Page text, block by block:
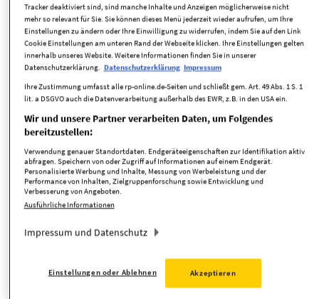
täglich
Suche speichern
Ich akzeptiere dieDatenschutzrichtlinie,Nutzungsbedingungenund
Sortierung
TOP
Tracker deaktiviert sind, sind manche Inhalte und Anzeigen möglicherweise nicht
mehr so relevant für Sie. Sie können dieses Menü jederzeit wieder aufrufen, um Ihre
Einstellungen zu ändern oder Ihre Einwilligung zu widerrufen, indem Sie auf den Link
Cookie Einstellungen am unteren Rand der Webseite klicken. Ihre Einstellungen gelten
innerhalb unseres Website. Weitere Informationen finden Sie in unserer
Datenschutzerklärung. Datenschutzerklärung Impressum
Ihre Zustimmung umfasst alle rp-online.de-Seiten und schließt gem. Art. 49 Abs. 1 S. 1
lit. a DSGVO auch die Datenverarbeitung außerhalb des EWR, z.B. in den USA ein.
Wir und unsere Partner verarbeiten Daten, um Folgendes
bereitzustellen:
Verwendung genauer Standortdaten. Endgeräteeigenschaften zur Identifikation aktiv
abfragen. Speichern von oder Zugriff auf Informationen auf einem Endgerät.
Personalisierte Werbung und Inhalte, Messung von Werbeleistung und der
Performance von Inhalten, Zielgruppenforschung sowie Entwicklung und
Verbesserung von Angeboten.
Ausführliche Informationen
Impressum und Datenschutz
Einstellungen oder Ablehnen Akzeptieren